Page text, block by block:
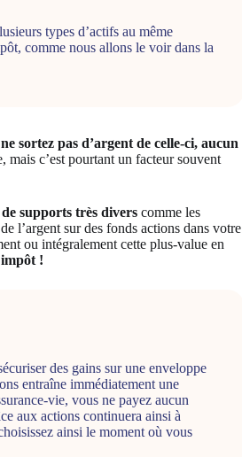
types d’actifs au même
comme nous allons le voir dans la
sortez pas d’argent de celle-ci, aucun
mais c’est pourtant un facteur souvent
supports très divers comme les
l’argent sur des fonds actions dans votre
ou intégralement cette plus-value en
!
des gains sur une enveloppe
entraîne immédiatement une
vie, vous ne payez aucun
aux actions continuera ainsi à
ainsi le moment où vous